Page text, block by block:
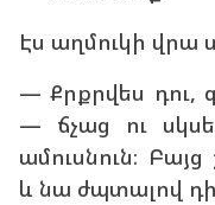
Էս աղմուկի վրա
— Քրքրվես դու,
— ճչաց ու
ամուսնուն։
և նա ժպտալով